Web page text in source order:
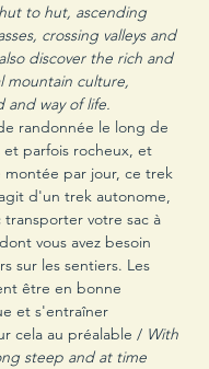
to hut, ascending
crossing valleys and
discover the rich and
mountain culture,
and way of life.
randonnée le long de
et parfois rocheux, et
montée par jour, ce trek
d'un trek autonome,
transporter votre sac à
vous avez besoin
sur les sentiers. Les
être en bonne
et s'entraîner
cela au préalable / With
steep and at time